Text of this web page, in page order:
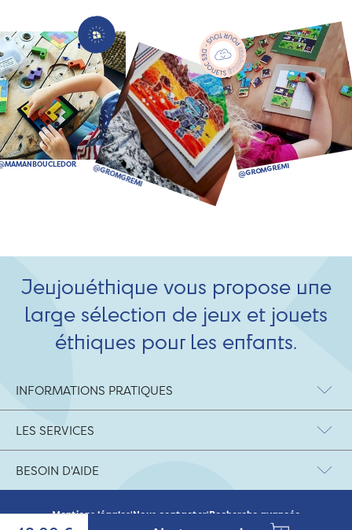
Jeujouéthique vous propose une
large sélection de jeux et jouets
éthiques pour les enfants.
INFORMATIONS PRATIQUES
LES SERVICES
BESOIN D'AIDE
Mentions légales|Nous contacter|Recherche avancée
© 2026 Jeujouethique.com - création UX/UI :
Agence Hypersthène